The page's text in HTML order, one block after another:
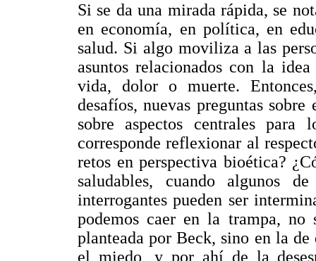
Si se da una mirada rápida, se
en economía, en política, en
salud. Si algo moviliza a las
asuntos relacionados con la
vida, dolor o muerte.
desafíos, nuevas preguntas
sobre aspectos centrales para
corresponde reflexionar al
retos en perspectiva bioética?
saludables, cuando algunos
interrogantes pueden ser
podemos caer en la trampa,
planteada por Beck, sino en la
el miedo, y por ahí de la